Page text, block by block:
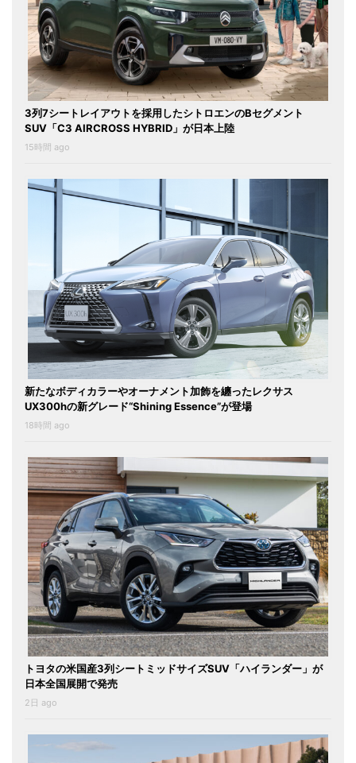
3列7シートレイアウトを採用したシトロエンのBセグメント
SUV「C3 AIRCROSS HYBRID」が日本上陸
15時間 ago
新たなボディカラーやオーナメント加飾を纏ったレクサス
UX300hの新グレード“Shining Essence”が登場
18時間 ago
トヨタの米国産3列シートミッドサイズSUV「ハイランダー」が
日本全国展開で発売
2日 ago